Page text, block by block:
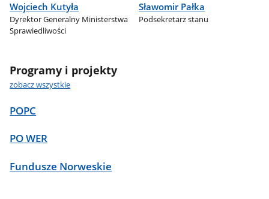
Wojciech Kutyła
Dyrektor Generalny Ministerstwa
Sprawiedliwości
Sławomir Pałka
Podsekretarz stanu
Programy i projekty
zobacz wszystkie
POPC
PO WER
Fundusze Norweskie